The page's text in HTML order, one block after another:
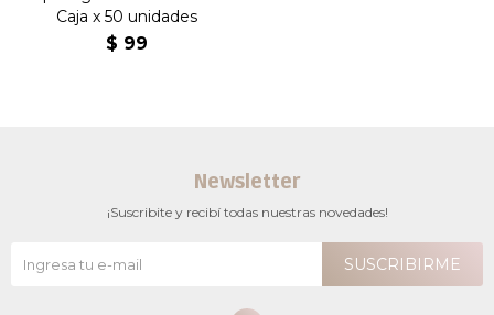
Caja x 50 unidades
$ 99
Newsletter
¡Suscribite y recibí todas nuestras novedades!
SUSCRIBIRME